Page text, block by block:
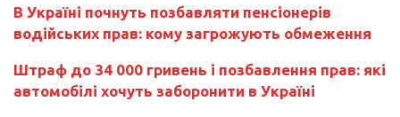
В Україні почнуть позбавляти пенсіонерів
водійських прав: кому загрожують обмеження
Штраф до 34 000 гривень і позбавлення прав: які
автомобілі хочуть заборонити в Україні